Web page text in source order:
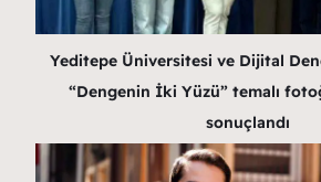
Yeditepe Üniversitesi ve Dijital
“Dengenin İki Yüzü” temalı
sonuçlandı